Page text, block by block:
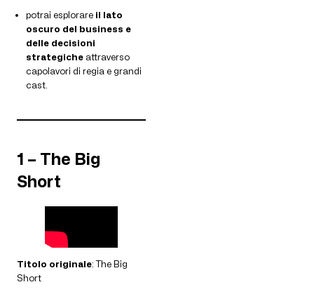
potrai esplorare il lato
oscuro del business e
delle decisioni
strategiche attraverso
capolavori di regia e grandi
cast.
1 – The Big
Short
Titolo originale: The Big
Short